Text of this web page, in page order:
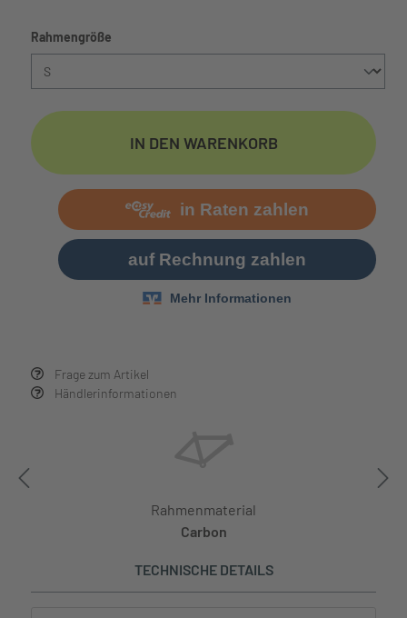
Frage zum Artikel
Händlerinformationen
Rahmengröße
IN DEN WARENKORB
Rahmenmaterial
Carbon
TECHNISCHE DETAILS